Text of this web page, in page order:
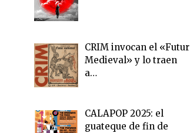
CRIM invocan el «Futur
Medieval» y lo traen
a…
CALAPOP 2025: el
guateque de fin de